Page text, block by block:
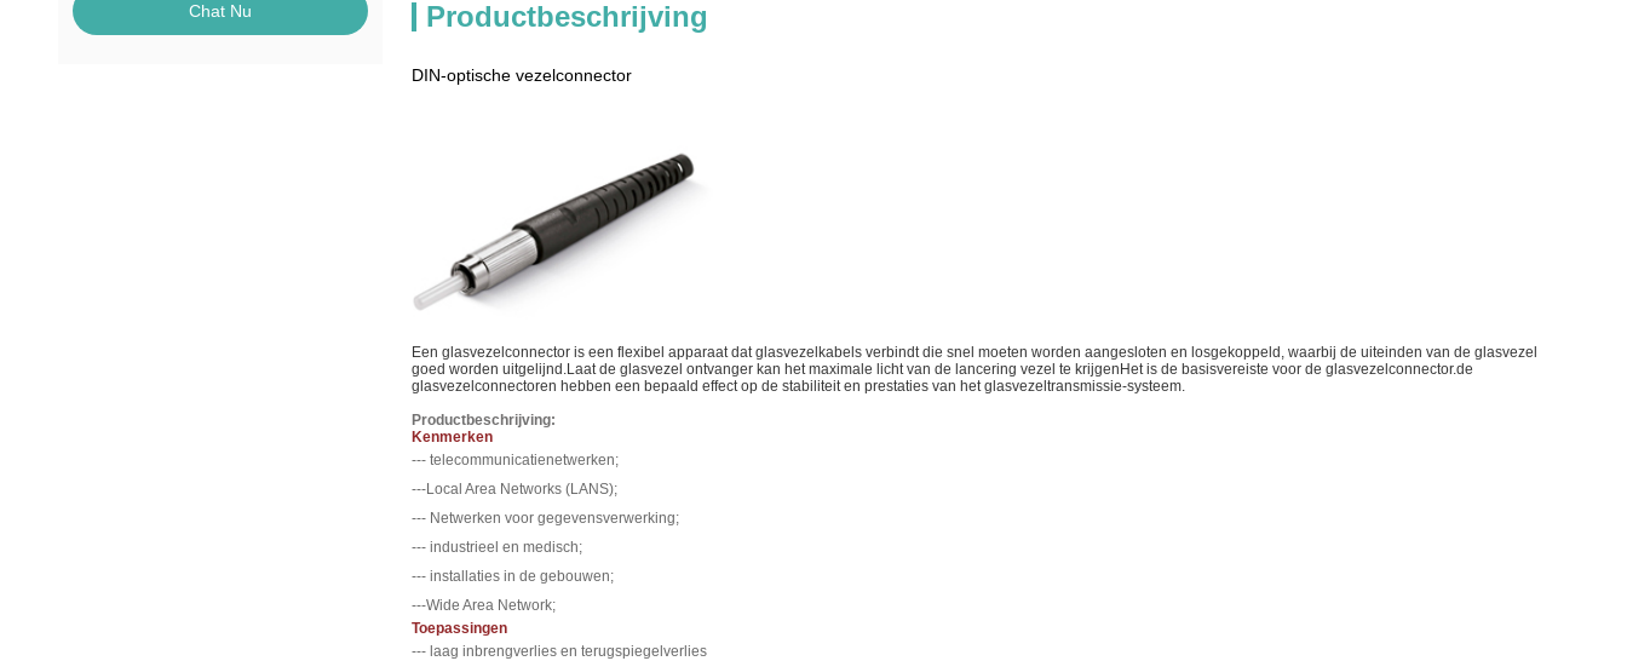
Chat Nu Productbeschrijving
DIN-optische vezelconnector
Een glasvezelconnector is een flexibel apparaat dat glasvezelkabels verbindt die snel moeten worden aangesloten en losgekoppeld, waarbij de uiteinden van de glasvezel
goed worden uitgelijnd.Laat de glasvezel ontvanger kan het maximale licht van de lancering vezel te krijgenHet is de basisvereiste voor de glasvezelconnector.de
glasvezelconnectoren hebben een bepaald effect op de stabiliteit en prestaties van het glasvezeltransmissie-systeem.
Productbeschrijving:
Kenmerken
--- telecommunicatienetwerken;
---Local Area Networks (LANS);
--- Netwerken voor gegevensverwerking;
--- industrieel en medisch;
--- installaties in de gebouwen;
---Wide Area Network;
Toepassingen
--- laag inbrengverlies en terugspiegelverlies